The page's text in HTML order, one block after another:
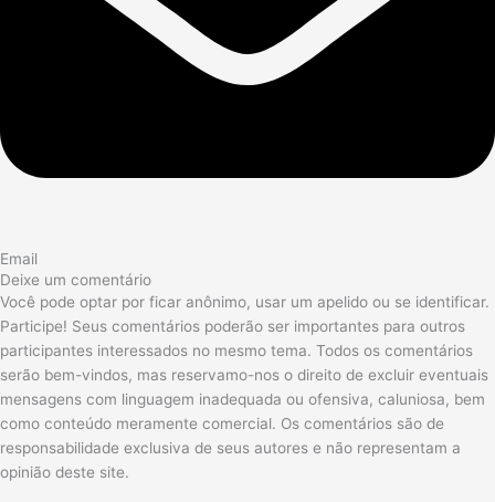
Email
Deixe um comentário
Você pode optar por ficar anônimo, usar um apelido ou se identificar.
Participe! Seus comentários poderão ser importantes para outros
participantes interessados no mesmo tema. Todos os comentários
serão bem-vindos, mas reservamo-nos o direito de excluir eventuais
mensagens com linguagem inadequada ou ofensiva, caluniosa, bem
como conteúdo meramente comercial. Os comentários são de
responsabilidade exclusiva de seus autores e não representam a
opinião deste site.